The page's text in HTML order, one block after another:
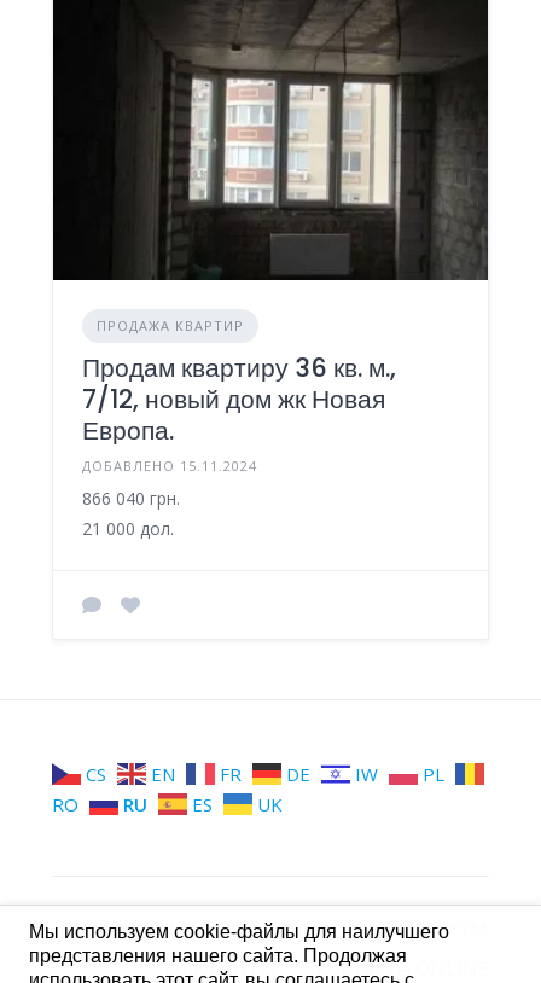
ПРОДАЖА КВАРТИР
Продам квартиру 36 кв. м.,
7/12, новый дом жк Новая
Европа.
ДОБАВЛЕНО 15.11.2024
866 040 грн.
21 000 дол.
CS EN FR DE IW
PL
RO
RU ES UK
МТМ Группы МТМ
Стена МТМ
Форум МТМ
Контакты ONLINE
Мы используем cookie-файлы для наилучшего
представления нашего сайта. Продолжая